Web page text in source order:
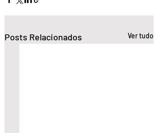
Posts Relacionados Ver tudo